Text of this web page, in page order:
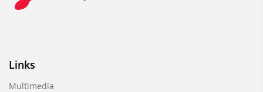
Links
Multimedia